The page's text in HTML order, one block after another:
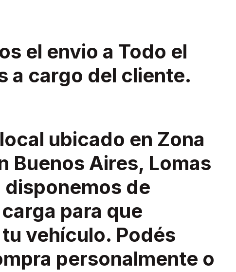
el envio a Todo el
a cargo del cliente.
ubicado en Zona
Buenos Aires, Lomas
disponemos de
para que
vehículo. Podés
personalmente o